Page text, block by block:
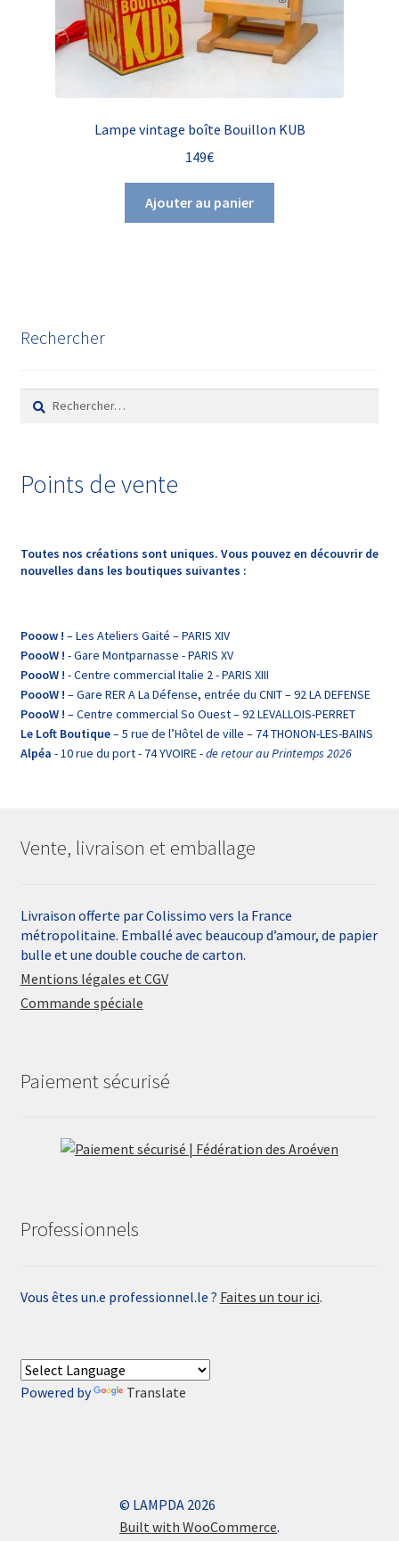
Lampe vintage boîte Bouillon KUB
149€
Ajouter au panier
Rechercher
Rechercher :
Points de vente
Toutes nos créations sont uniques. Vous pouvez en découvrir de
nouvelles dans les boutiques suivantes :
Pooow ! – Les Ateliers Gaité – PARIS XIV
PoooW ! - Gare Montparnasse - PARIS XV
PoooW ! - Centre commercial Italie 2 - PARIS XIII
PoooW ! – Gare RER A La Défense, entrée du CNIT – 92 LA DEFENSE
PoooW ! – Centre commercial So Ouest – 92 LEVALLOIS-PERRET
Le Loft Boutique– 5 rue de l’Hôtel de ville – 74 THONON-LES-BAINS
Alpéa - 10 rue du port - 74 YVOIRE -de retour au Printemps 2026
Vente, livraison et emballage
Livraison offerte par Colissimo vers la France
métropolitaine. Emballé avec beaucoup d’amour, de papier
bulle et une double couche de carton.
Mentions légales et CGV
Commande spéciale
Paiement sécurisé
Professionnels
Vous êtes un.e professionnel.le ? Faites un tour ici.
Powered by Translate
© LAMPDA 2026
Built with WooCommerce.